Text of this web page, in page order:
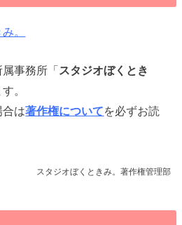
。
事務所「 スタジオぼくとき
。
合は著作権についてを必ずお読
スタジオぼくときみ。著作権管理部